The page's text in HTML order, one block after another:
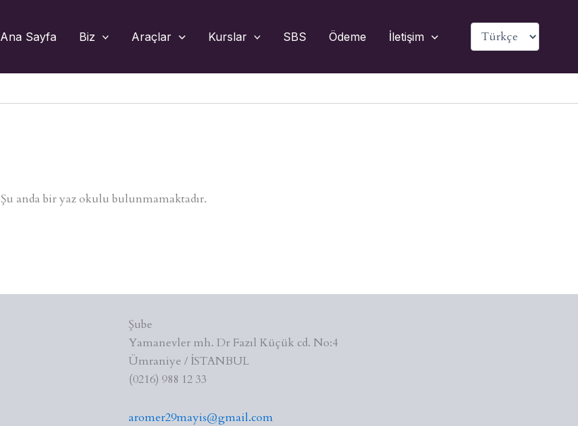
Ana Sayfa Biz Araçlar Kurslar SBS Ödeme İletişim
Dil
Seç
Şu anda bir yaz okulu bulunmamaktadır.
Şube
Yamanevler mh. Dr Fazıl Küçük cd. No:4
Ümraniye / İSTANBUL
(0216) 988 12 33
aromer29mayis@gmail.com